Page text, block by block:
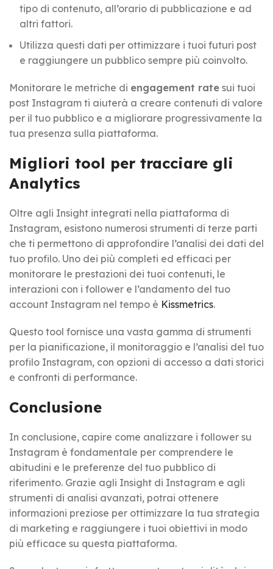
tipo di contenuto, all’orario di pubblicazione e ad
altri fattori.
Utilizza questi dati per ottimizzare i tuoi futuri post
e raggiungere un pubblico sempre più coinvolto.
Monitorare le metriche di engagement rate sui tuoi
post Instagram ti aiuterà a creare contenuti di valore
per il tuo pubblico e a migliorare progressivamente la
tua presenza sulla piattaforma.
Migliori tool per tracciare gli
Analytics
Oltre agli Insight integrati nella piattaforma di
Instagram, esistono numerosi strumenti di terze parti
che ti permettono di approfondire l’analisi dei dati del
tuo profilo. Uno dei più completi ed efficaci per
monitorare le prestazioni dei tuoi contenuti, le
interazioni con i follower e l’andamento del tuo
account Instagram nel tempo è Kissmetrics.
Questo tool fornisce una vasta gamma di strumenti
per la pianificazione, il monitoraggio e l’analisi del tuo
profilo Instagram, con opzioni di accesso a dati storici
e confronti di performance.
Conclusione
In conclusione, capire come analizzare i follower su
Instagram è fondamentale per comprendere le
abitudini e le preferenze del tuo pubblico di
riferimento. Grazie agli Insight di Instagram e agli
strumenti di analisi avanzati, potrai ottenere
informazioni preziose per ottimizzare la tua strategia
di marketing e raggiungere i tuoi obiettivi in modo
più efficace su questa piattaforma.